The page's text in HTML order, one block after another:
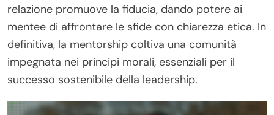
relazione promuove la fiducia, dando potere ai
mentee di affrontare le sfide con chiarezza etica. In
definitiva, la mentorship coltiva una comunità
impegnata nei principi morali, essenziali per il
successo sostenibile della leadership.